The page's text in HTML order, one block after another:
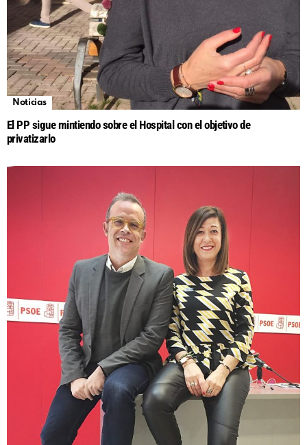
Noticias
El PP sigue mintiendo sobre el Hospital con el objetivo de
privatizarlo